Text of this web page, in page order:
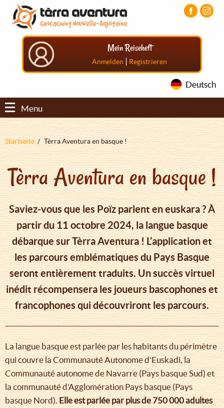
Direkt
zum
Inhalt
Aller
menu
principal
Aller
pied
Mein Reiseheft
Anmelden | Registrieren
Deutsch
Menu
Pfadnavigation
Startseite Tèrra Aventura en basque !
Tèrra Aventura en basque !
Saviez-vous que les Poïz parlent en euskara ? À
partir du 11 octobre 2024, la langue basque
débarque sur Tèrra Aventura ! L’application et
les parcours emblématiques du Pays Basque
seront entièrement traduits. Un succès virtuel
inédit récompensera les joueurs bascophones et
francophones qui découvriront les parcours.
La langue basque est parlée par les habitants du périmètre
qui couvre la Communauté Autonome d’Euskadi, la
Communauté autonome de Navarre (Pays basque Sud) et
la communauté d’Agglomération Pays basque (Pays
basque Nord). Elle est parlée par plus de 750 000 adultes